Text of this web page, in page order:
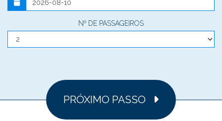
Nº DE PASSAGEIROS
PRÓXIMO PASSO